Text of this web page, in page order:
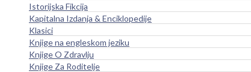
Istorijska Fikcija
Kapitalna Izdanja & Enciklopedije
Klasici
Knjige na engleskom jeziku
Knjige O Zdravlju
Knjige Za Roditelje